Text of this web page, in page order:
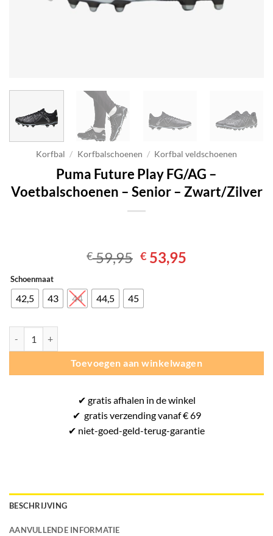
Korfbal / Korfbalschoenen / Korfbal veldschoenen
Puma Future Play FG/AG –
Voetbalschoenen – Senior – Zwart/Zilver
€59,95 Oorspronkelijke
prijs
was:
€ 53,95
Schoenmaat
42,5 43 44 44,5 45
Toevoegen aan winkelwagen
✔ gratisafhalen in de winkel
✔ gratisverzending vanaf € 69
✔ niet-goed-geld-terug-garantie
BESCHRIJVING
AANVULLENDE INFORMATIE